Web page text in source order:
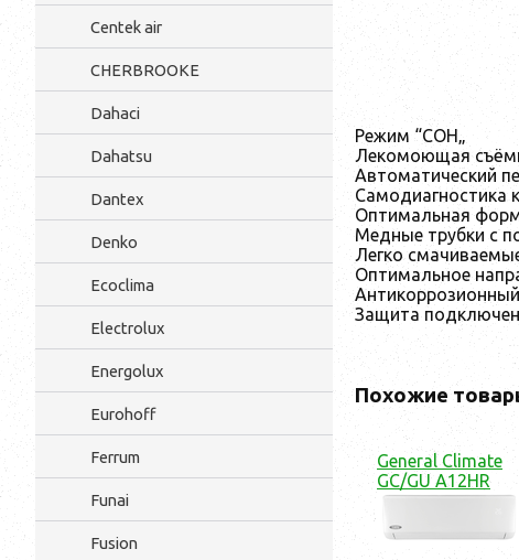
Centek air
CHERBROOKE
Dahaci
Dahatsu
Dantex
Denko
Ecoclima
Electrolux
Energolux
Eurohoff
Ferrum
Funai
Fusion
Режим “СОН„
Лекомоющая
Автоматический
Самодиагностика
Оптимальная
Медные трубки с
Легко
Оптимальное
Защита
Похожие
General Climate
GC/GU A12HR